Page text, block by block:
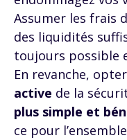
Assumer les frais
des liquidités
toujours possible
En revanche,
active de la
plus simple et
ce pour